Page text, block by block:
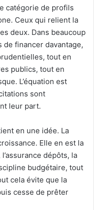
catégorie de profils
Ceux qui relient la
deux. Dans beaucoup
de financer davantage,
tout en
publics, tout en
L’équation est
sont
leur part.
en une idée. La
Elle en est la
dépôts, la
budgétaire, tout
cela évite que la
cesse de prêter